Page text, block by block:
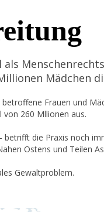
Mädchen
Frauen und
260 Mllionen aus.
die Praxis noch
Ostens und Teilen
Gewaltproblem.